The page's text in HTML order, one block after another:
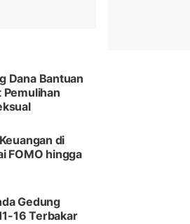
Dana Bantuan
Pemulihan
di
FOMO hingga
Gedung
16 Terbakar